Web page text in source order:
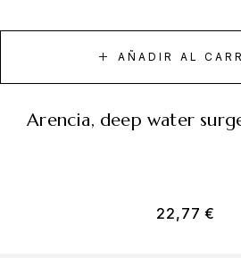
AÑADIR AL
arencia, deep water
22,77€